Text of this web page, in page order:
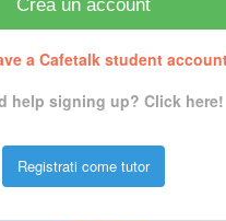
Crea un account
a Cafetalk student
help signing up? Click here!
Registrati come tutor